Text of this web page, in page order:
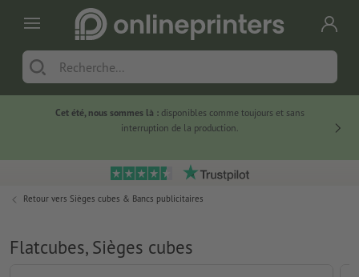
Cet été, nous sommes là :disponibles comme toujours et sans
interruption de la production.
Retour vers Sièges cubes & Bancs publicitaires
Flatcubes, Sièges cubes